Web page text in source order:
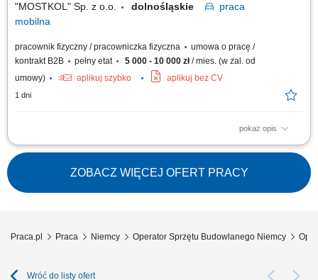
"MOSTKOL" Sp. z o.o.
dolnośląskie
praca
mobilna
pracownik fizyczny / pracowniczka fizyczna
umowa o pracę /
kontrakt B2B
pełny etat 5 000 - 10 000 zł/ mies. (w zal. od
umowy)
aplikuj szybko aplikuj bez CV
1 dni
pokaż opis
ZADANIA: Obsługa koparki kołowej, koparko-ładowarki, ładowarki
teleskopowej (mile widziane uprawnienia na więcej niż jedną maszynę)
Praca przy wykonywaniu obiektów mostowych Wykonywanie prac
ziemnych i transportowych na terenie prowadzonych robót Bieżąca
obsługa oraz podstawowa...
ZOBACZ WIĘCEJ OFERT PRACY
Praca.pl Praca Niemcy Operator Sprzętu Budowlanego Niemcy
Wróć do listy ofert